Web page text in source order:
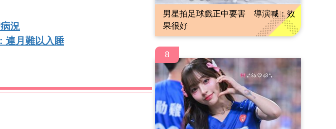
況
連月難以入睡
男星拍足球戲正中要害 導演喊：效
果很好
8